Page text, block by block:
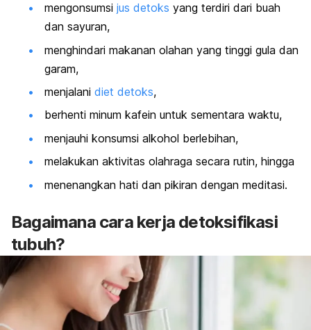
mengonsumsi jus detoks yang terdiri dari buah
dan sayuran,
menghindari makanan olahan yang tinggi gula dan
garam,
menjalani diet detoks,
berhenti minum kafein untuk sementara waktu,
menjauhi konsumsi alkohol berlebihan,
melakukan aktivitas olahraga secara rutin, hingga
menenangkan hati dan pikiran dengan meditasi.
Bagaimana cara kerja detoksifikasi
tubuh?